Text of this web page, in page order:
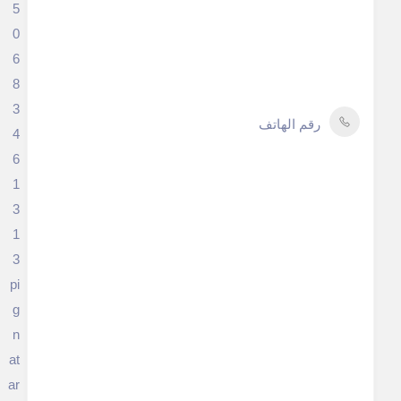
رقم الهاتف
5
0
6
8
3
4
6
1
3
1
3
pi
g
n
at
ar